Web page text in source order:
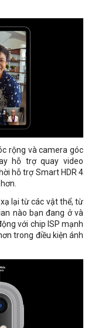
rộng và camera góc
hỗ trợ quay video
hỗ trợ Smart HDR 4
lại từ các vật thể, từ
nào bạn đang ở và
với chip ISP mạnh
trong điều kiện ánh